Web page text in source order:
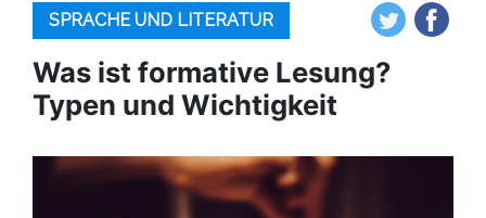
SPRACHE UND LITERATUR
Was ist formative Lesung?
Typen und Wichtigkeit